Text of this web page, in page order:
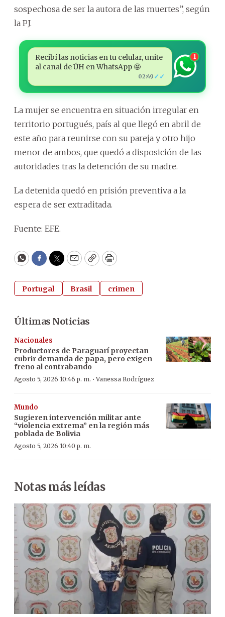
sospechosa de ser la autora de las muertes”, según
la PJ.
Recibí las noticias en tu celular, unite
al canal de ÚH en WhatsApp 🤩
02:49 ✓✓
1
La mujer se encuentra en situación irregular en
territorio portugués, país al que llegó en abril de
este año para reunirse con su pareja y otro hijo
menor de ambos, que quedó a disposición de las
autoridades tras la detención de su madre.
La detenida quedó en prisión preventiva a la
espera de ser extraditada.
Fuente: EFE.
WhatsApp
Facebook
Twitter
EmailCopyPrint
Portugal Brasil crimen
Últimas Noticias
Nacionales
Productores de Paraguarí proyectan
cubrir demanda de papa, pero exigen
freno al contrabando
Agosto 5, 2026 10:46 p. m. ·Vanessa Rodríguez
Mundo
Sugieren intervención militar ante
“violencia extrema” en la región más
poblada de Bolivia
Agosto 5, 2026 10:40 p. m.
Notas más leídas